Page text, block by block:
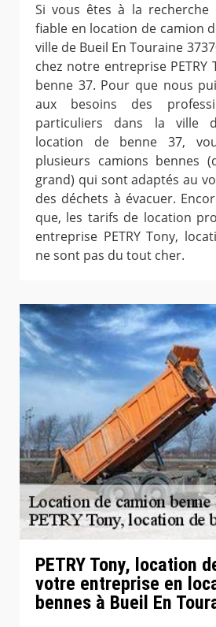
Si vous êtes à la recherche
fiable en location de camion
ville de Bueil En Touraine
chez notre entreprise PETRY
benne 37. Pour que nous
aux besoins des
particuliers dans la ville
location de benne 37,
plusieurs camions bennes
grand) qui sont adaptés au
des déchets à évacuer.
que, les tarifs de location
entreprise PETRY Tony,
ne sont pas du tout cher.
PETRY Tony, location
votre entreprise en
bennes à Bueil En